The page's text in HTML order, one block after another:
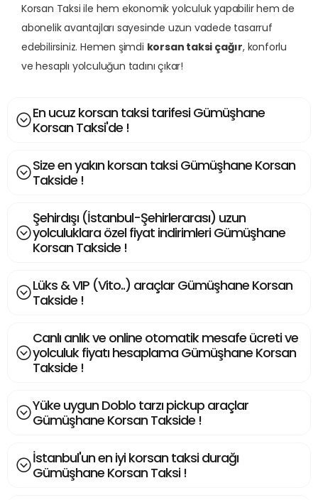
Korsan Taksi ile hem ekonomik yolculuk yapabilir hem de
abonelik avantajları sayesinde uzun vadede tasarruf
edebilirsiniz. Hemen şimdi korsan taksi çağır, konforlu
ve hesaplı yolculuğun tadını çıkar!
En ucuz korsan taksi tarifesi Gümüşhane
Korsan Taksi'de !
Size en yakın korsan taksi Gümüşhane Korsan
Takside !
Şehirdışı (İstanbul-Şehirlerarası) uzun
yolculuklara özel fiyat indirimleri Gümüşhane
Korsan Takside !
Lüks & VIP (Vito..) araçlar Gümüşhane Korsan
Takside !
Canlı anlık ve online otomatik mesafe ücreti ve
yolculuk fiyatı hesaplama Gümüşhane Korsan
Takside !
Yüke uygun Doblo tarzı pickup araçlar
Gümüşhane Korsan Takside !
İstanbul'un en iyi korsan taksi durağı
Gümüşhane Korsan Taksi !